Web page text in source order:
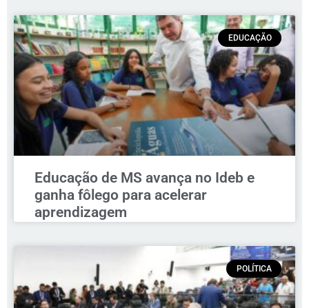
EDUCAÇÃO
Educação de MS avança no Ideb e
ganha fôlego para acelerar
aprendizagem
POLÍTICA